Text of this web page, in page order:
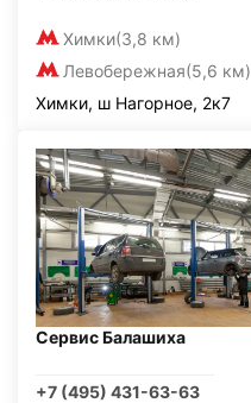
Химки(3,8 км)
Левобережная(5,6 км)
Химки, ш Нагорное, 2к7
Сервис Балашиха
+7 (495) 431-63-63